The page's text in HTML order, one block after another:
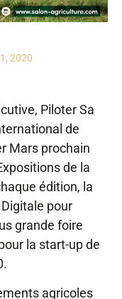
2020
Piloter Sa
de
Mars prochain
de la
édition, la
pour
grande foire
la start-up de
agricoles